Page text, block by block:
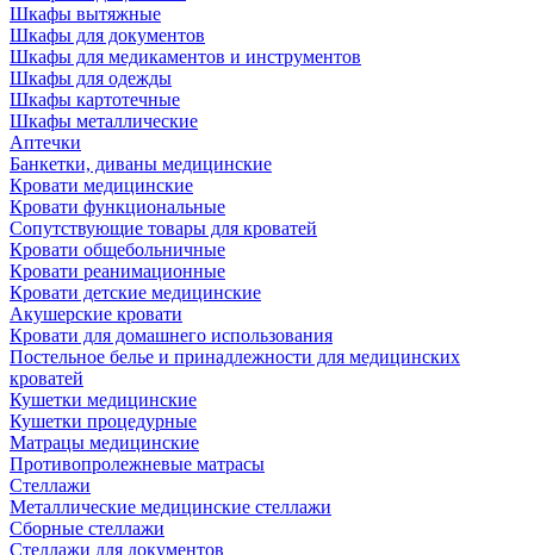
Шкафы вытяжные
Шкафы для документов
Шкафы для медикаментов и инструментов
Шкафы для одежды
Шкафы картотечные
Шкафы металлические
Аптечки
Банкетки, диваны медицинские
Кровати медицинские
Кровати функциональные
Сопутствующие товары для кроватей
Кровати общебольничные
Кровати реанимационные
Кровати детские медицинские
Акушерские кровати
Кровати для домашнего использования
Постельное белье и принадлежности для медицинских
кроватей
Кушетки медицинские
Кушетки процедурные
Матрацы медицинские
Противопролежневые матрасы
Стеллажи
Металлические медицинские стеллажи
Сборные стеллажи
Стеллажи для документов